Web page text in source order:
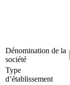
Dénomination de la
société
Type
d’établissement